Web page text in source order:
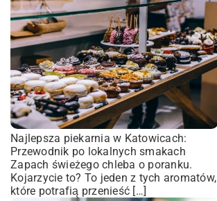
Najlepsza piekarnia w Katowicach:
Przewodnik po lokalnych smakach
Zapach świeżego chleba o poranku.
Kojarzycie to? To jeden z tych aromatów,
które potrafią przenieść […]